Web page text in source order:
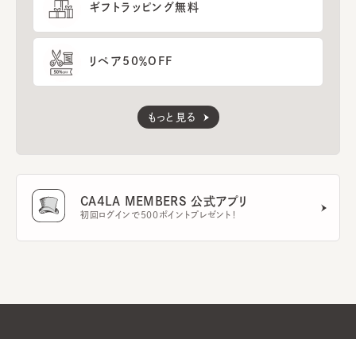
ギフトラッピング無料
リペア50％OFF
もっと見る
CA4LA MEMBERS 公式アプリ
初回ログインで500ポイントプレゼント！